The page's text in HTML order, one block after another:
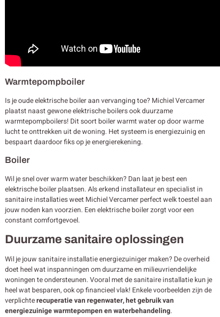
Warmtepompboiler
Is je oude elektrische boiler aan vervanging toe? Michiel Vercamer
plaatst naast gewone elektrische boilers ook duurzame
warmtepompboilers! Dit soort boiler warmt water op door warme
lucht te onttrekken uit de woning. Het systeem is energiezuinig en
bespaart daardoor fiks op je energierekening.
Boiler
Wil je snel over warm water beschikken? Dan laat je best een
elektrische boiler plaatsen. Als erkend installateur en specialist in
sanitaire installaties weet Michiel Vercamer perfect welk toestel aan
jouw noden kan voorzien. Een elektrische boiler zorgt voor een
constant comfortgevoel.
Duurzame sanitaire oplossingen
Wil je jouw sanitaire installatie energiezuiniger maken? De overheid
doet heel wat inspanningen om duurzame en milieuvriendelijke
woningen te ondersteunen. Vooral met de sanitaire installatie kun je
heel wat besparen, ook op financieel vlak! Enkele voorbeelden zijn de
verplichterecuperatie van regenwater, het gebruik van
energiezuinige warmtepompen en waterbehandeling.